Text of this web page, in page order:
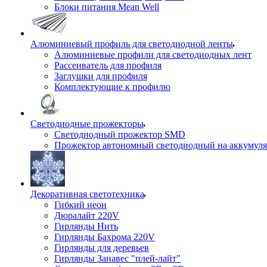
Блоки питания Mean Well
Алюминиевый профиль для светодиодной ленты
Алюминиевые профили для светодиодных лент
Рассеиватель для профиля
Заглушки для профиля
Комплектующие к профилю
Светодиодные прожекторы
Светодиодный прожектор SMD
Прожектор автономный светодиодный на
Декоративная светотехника
Гибкий неон
Дюралайт 220V
Гирлянды Нить
Гирлянды Бахрома 220V
Гирлянды для деревьев
Гирлянды Занавес "плей-лайт"